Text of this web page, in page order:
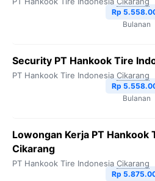
Rp
Bulanan
Security PT Hankook Tire
PT Hankook Tire Indonesia Cikarang
Rp
Bulanan
Lowongan Kerja PT Hankook
Cikarang
PT Hankook Tire Indonesia Cikarang
Rp